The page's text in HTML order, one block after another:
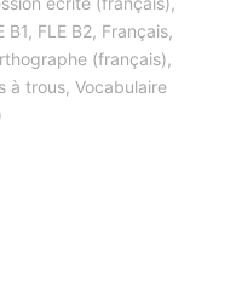
B1, FLE B2, Français,
(français),
à trous, Vocabulaire